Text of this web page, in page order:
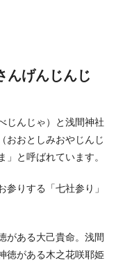
んげんじんじ
じんじゃ）と浅間神社
おおとしみおやじんじ
」と呼ばれています。
りする「七社参り」
がある大己貴命。浅間
徳がある木之花咲耶姫